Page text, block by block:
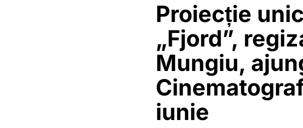
Proiecție
„Fjord”,
Mungiu,
iunie